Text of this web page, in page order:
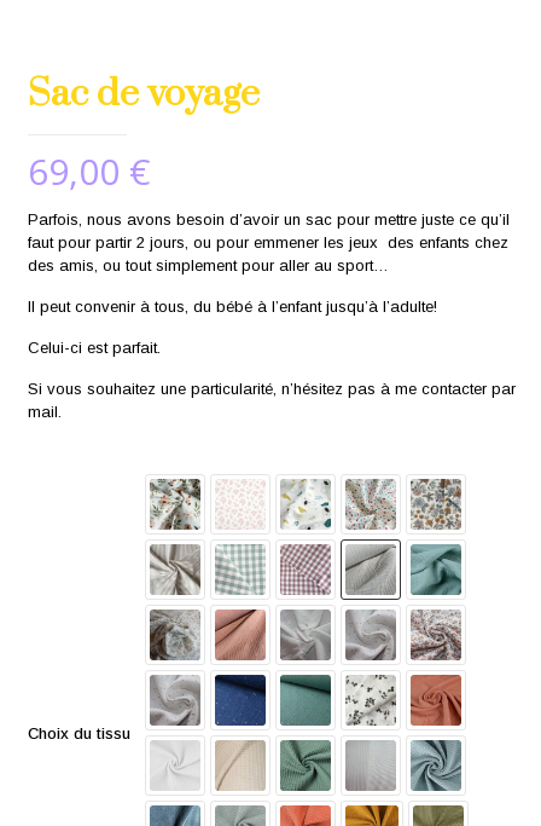
Sac de voyage
69,00 €
Parfois, nous avons besoin d’avoir un sac pour mettre juste ce qu’il
faut pour partir 2 jours, ou pour emmener les jeux des enfants chez
des amis, ou tout simplement pour aller au sport…
Il peut convenir à tous, du bébé à l’enfant jusqu’à l’adulte!
Celui-ci est parfait.
Si vous souhaitez une particularité, n’hésitez pas à me contacter par
mail.
Choix du tissu